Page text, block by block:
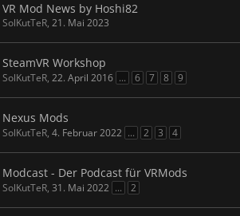
VR Mod News by Hoshi82
SolKutTeR, 21. Mai 2023
SteamVR Workshop
SolKutTeR, 22. April 2016 ... 6 7 8 9
Nexus Mods
SolKutTeR, 4. Februar 2022 ... 2 3 4
Modcast - Der Podcast für VRMods
SolKutTeR, 31. Mai 2022 ... 2